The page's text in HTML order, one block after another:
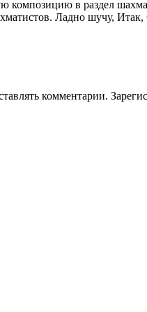
композицию в раздел
Ладно шучу, Итак,
комментарии.